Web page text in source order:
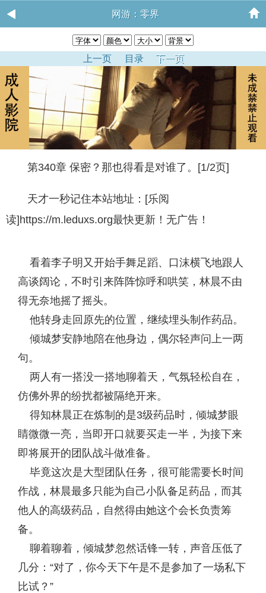
网游：零界
上一页 目录 下一页
第340章 保密？那也得看是对谁了。[1/2页]
天才一秒记住本站地址：[乐阅
读]https://m.leduxs.org最快更新！无广告！
看着李子明又开始手舞足蹈、口沫横飞地跟人
高谈阔论，不时引来阵阵惊呼和哄笑，林晨不由
得无奈地摇了摇头。
他转身走回原先的位置，继续埋头制作药品。
倾城梦安静地陪在他身边，偶尔轻声问上一两
句。
两人有一搭没一搭地聊着天，气氛轻松自在，
仿佛外界的纷扰都被隔绝开来。
得知林晨正在炼制的是3级药品时，倾城梦眼
睛微微一亮，当即开口就要买走一半，为接下来
即将展开的团队战斗做准备。
毕竟这次是大型团队任务，很可能需要长时间
作战，林晨最多只能为自己小队备足药品，而其
他人的高级药品，自然得由她这个会长负责筹
备。
聊着聊着，倾城梦忽然话锋一转，声音压低了
几分：“对了，你今天下午是不是参加了一场私下
比试？”